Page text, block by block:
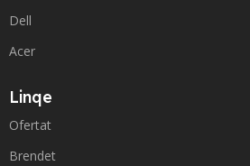
Dell
Acer
Linqe
Ofertat
Brendet